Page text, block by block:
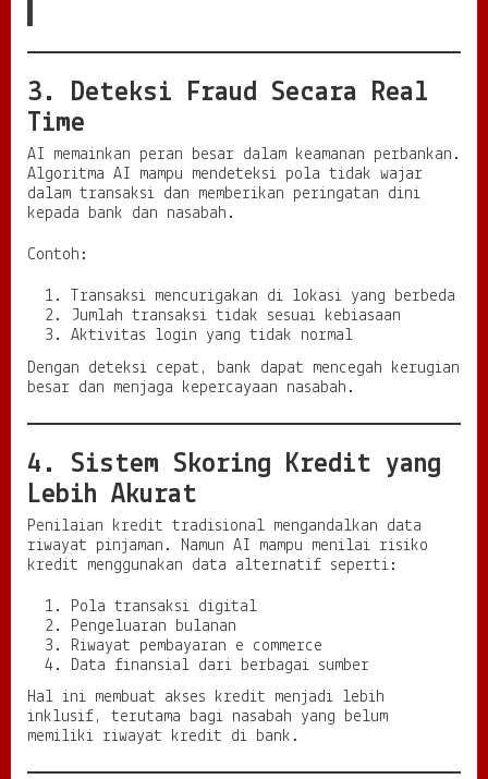
3. Deteksi Fraud Secara Real
Time
AI memainkan peran besar dalam keamanan perbankan.
Algoritma AI mampu mendeteksi pola tidak wajar
dalam transaksi dan memberikan peringatan dini
kepada bank dan nasabah.
Contoh:
Transaksi mencurigakan di lokasi yang berbeda
Jumlah transaksi tidak sesuai kebiasaan
Aktivitas login yang tidak normal
Dengan deteksi cepat, bank dapat mencegah kerugian
besar dan menjaga kepercayaan nasabah.
4. Sistem Skoring Kredit yang
Lebih Akurat
Penilaian kredit tradisional mengandalkan data
riwayat pinjaman. Namun AI mampu menilai risiko
kredit menggunakan data alternatif seperti:
Pola transaksi digital
Pengeluaran bulanan
Riwayat pembayaran e commerce
Data finansial dari berbagai sumber
Hal ini membuat akses kredit menjadi lebih
inklusif, terutama bagi nasabah yang belum
memiliki riwayat kredit di bank.